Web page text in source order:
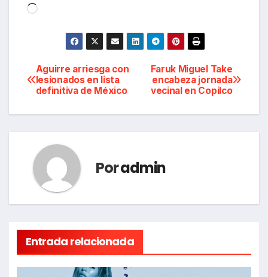
Cargando...
Navegación
de
Faruk Miguel Take
encabeza jornada
vecinal en Copilco
Aguirre arriesga con
lesionados en lista
definitiva de México
Poradmin
Entrada relacionada